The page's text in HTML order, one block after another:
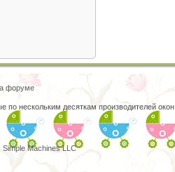
форуме
по нескольким десяткам производителей окон.
Machines LLC